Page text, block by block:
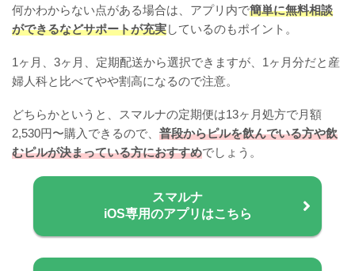
何かわからない点がある場合は、アプリ内で簡単に無料相談
ができるなどサポートが充実しているのもポイント。
1ヶ月、3ヶ月、定期配送から選択できますが、1ヶ月分だと産
婦人科と比べてやや割高になるので注意。
どちらかというと、スマルナの定期便は13ヶ月処方で月額
2,530円〜購入できるので、 普段からピルを飲んでいる方や飲
むピルが決まっている方におすすめでしょう。
スマルナ
iOS専用のアプリはこちら